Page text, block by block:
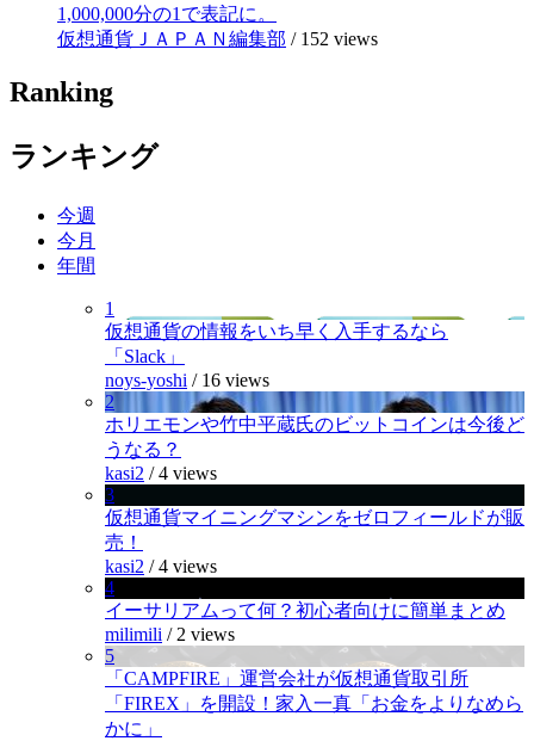
1,000,000分の1で表記に。
仮想通貨ＪＡＰＡＮ編集部 / 152 views
Ranking
ランキング
今週
今月
年間
1
仮想通貨の情報をいち早く入手するなら
「Slack」
noys-yoshi / 16 views
2
ホリエモンや竹中平蔵氏のビットコインは今後ど
うなる？
kasi2 /4 views
3
仮想通貨マイニングマシンをゼロフィールドが販
売！
kasi2 /4 views
4
イーサリアムって何？初心者向けに簡単まとめ
milimili / 2 views
5
「CAMPFIRE」運営会社が仮想通貨取引所
「FIREX」を開設！家入一真「お金をよりなめら
かに」